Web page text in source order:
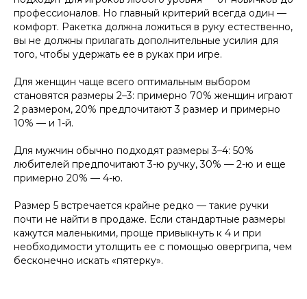
профессионалов. Но главный критерий всегда один —
комфорт. Ракетка должна ложиться в руку естественно,
вы не должны прилагать дополнительные усилия для
того, чтобы удержать ее в руках при игре.
Для женщин чаще всего оптимальным выбором
становятся размеры 2–3: примерно 70% женщин играют
2 размером, 20% предпочитают 3 размер и примерно
10% — и 1-й.
Для мужчин обычно подходят размеры 3–4: 50%
любителей предпочитают 3-ю ручку, 30% — 2-ю и еще
примерно 20% — 4-ю.
Размер 5 встречается крайне редко — такие ручки
почти не найти в продаже. Если стандартные размеры
кажутся маленькими, проще привыкнуть к 4 и при
необходимости утолщить ее с помощью овергрипа, чем
бесконечно искать «пятерку».